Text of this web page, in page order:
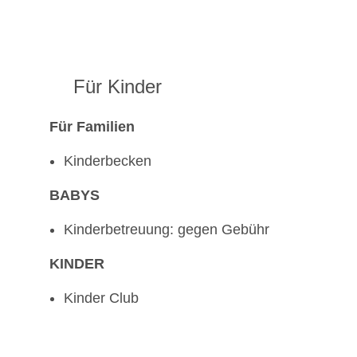
Für Kinder
Für Familien
Kinderbecken
BABYS
Kinderbetreuung: gegen Gebühr
KINDER
Kinder Club